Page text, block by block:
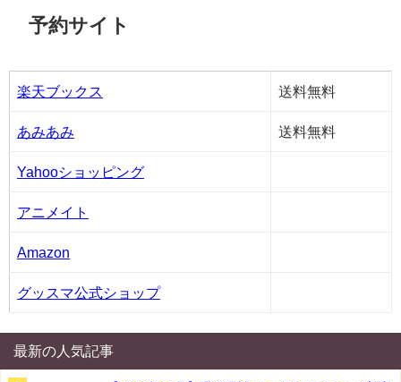
予約サイト
楽天ブックス 送料無料
あみあみ 送料無料
Yahooショッピング
アニメイト
Amazon
グッスマ公式ショップ
最新の人気記事